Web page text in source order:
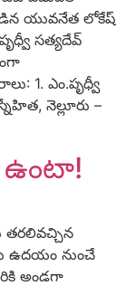
యువనేత లోకేష్
సత్యదేవ్
1. ఎం.పృధ్వీ
నెల్లూరు –
ఉంటా!
తరలివచ్చిన
ఉదయం నుంచే
అండగా